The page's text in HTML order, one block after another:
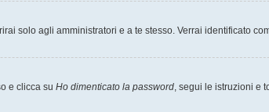
solo agli amministratori e a te stesso. Verrai identificato
e clicca su Ho dimenticato la password, segui le istruzioni e